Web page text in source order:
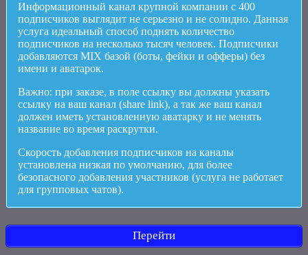
Информационный канал крупной компании с 400
подписчиков выглядит не серьезно и не солидно. Данная
услуга идеальный способ поднять количество
подписчиков на несколько тысяч человек. Подписчики
добавляются MIX базой (боты, фейки и офферы) без
имени и аватарок.
Важно: при заказе, в поле ссылку вы должны указать
ссылку на ваш канал (share link), а так же ваш канал
должен иметь установленную аватарку и не менять
название во время раскрутки.
Скорость добавления подписчиков на каналы
установлена низкая по умолчанию, для более
безопасного добавления участников (услуга не работает
для групповых чатов).
Перейти